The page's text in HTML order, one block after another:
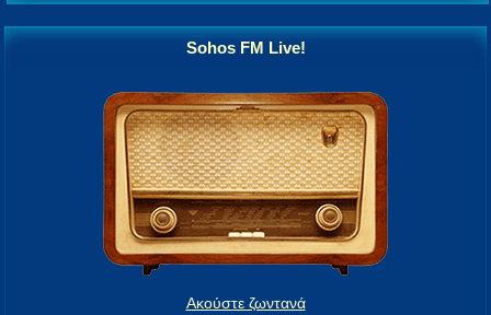
Sohos FM Live!
Ακούστε ζωντανά